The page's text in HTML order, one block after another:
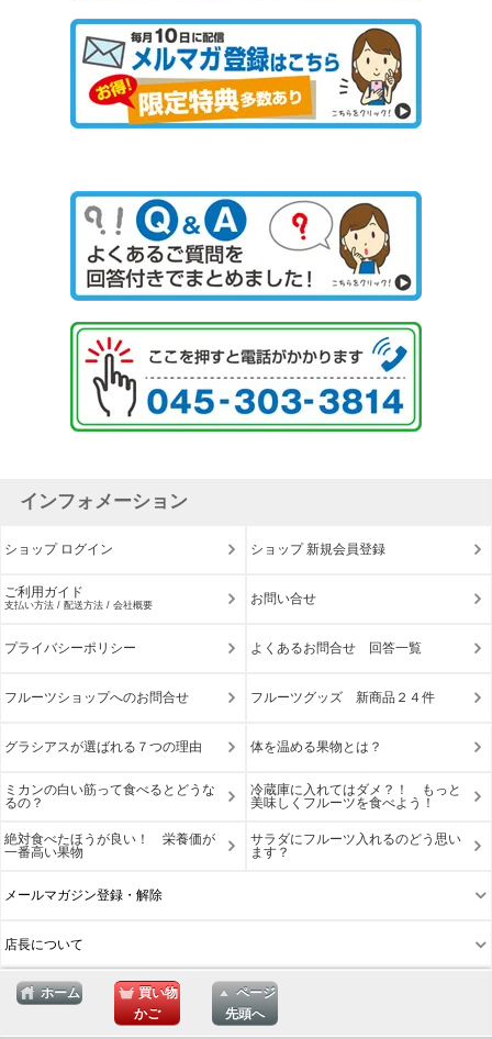
インフォメーション
ショップ ログイン ショップ 新規会員登録
ご利用ガイド
支払い方法 / 配送方法 / 会社概要 お問い合せ
プライバシーポリシー よくあるお問合せ 回答一覧
フルーツショップへのお問合せ フルーツグッズ 新商品２４件
グラシアスが選ばれる７つの理由 体を温める果物とは？
ミカンの白い筋って食べるとどうな
るの？
冷蔵庫に入れてはダメ？！ もっと
美味しくフルーツを食べよう！
絶対食べたほうが良い！ 栄養価が
一番高い果物
サラダにフルーツ入れるのどう思い
ます？
メールマガジン登録・解除
店長について
ホーム
買い物
かご
ページ
先頭へ